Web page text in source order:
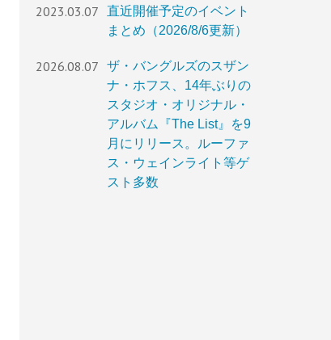
2023.03.07
直近開催予定のイベント
まとめ（2026/8/6更新）
2026.08.07
ザ・バングルズのスザン
ナ・ホフス、14年ぶりの
スタジオ・オリジナル・
アルバム『The List』を9
月にリリース。ルーファ
ス・ウェインライト等ゲ
スト多数